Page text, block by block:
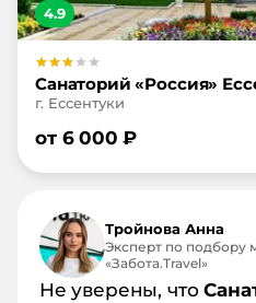
4.9
Санаторий «Россия»
г. Ессентуки
от 6 000 ₽
Тройнова Анна
Эксперт по подбору
«Забота.Travel»
Не уверены, что